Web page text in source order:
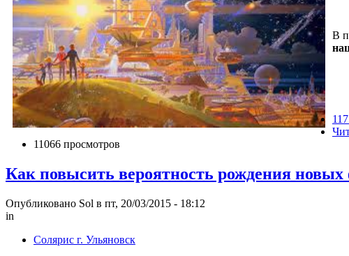
В
11066 просмотров
Как повысить вероятность рождения новых
Опубликовано Sol в пт, 20/03/2015 - 18:12
in
Солярис г. Ульяновск